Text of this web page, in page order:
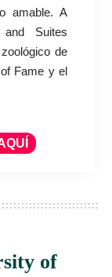
amable. A
Suites
de
Fame y el
of